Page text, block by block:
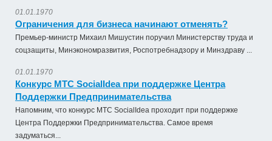
01.01.1970
Ограничения для бизнеса начинают отменять?
Премьер-министр Михаил Мишустин поручил Министерству труда и
соцзащиты, Минэкономразвития, Роспотребнадзору и Минздраву ...
01.01.1970
Конкурс МТС SocialIdea при поддержке Центра
Поддержки Предпринимательства
Напомним, что конкурс МТС SocialIdea проходит при поддержке
Центра Поддержки Предпринимательства. Самое время
задуматься...